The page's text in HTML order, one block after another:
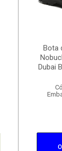
Bota
Dubai